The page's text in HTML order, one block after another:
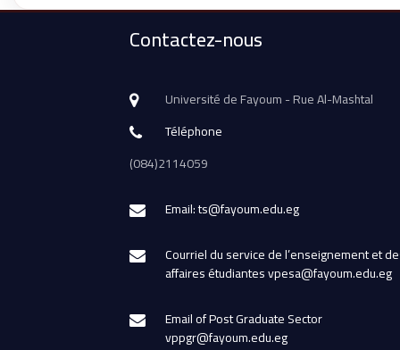
Contactez-nous
Université de Fayoum - Rue Al-Mashtal
Téléphone
(084)2114059
Email: ts@fayoum.edu.eg
Courriel du service de l’enseignement et
affaires étudiantes vpesa@fayoum.edu.eg
Email of Post Graduate Sector
vppgr@fayoum.edu.eg